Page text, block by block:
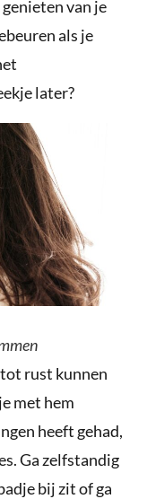
van je
als je
later?
tot rust kunnen
met hem
heeft gehad,
Ga zelfstandig
bij zit of ga